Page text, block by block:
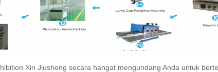
Xin Jiusheng secara hangat mengundang Anda untuk